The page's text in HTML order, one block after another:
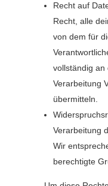
Recht auf
Recht, alle
von dem für
vollständig an
Verarbeitung
übermitteln.
Verarbeitung
Wir
berechtigte